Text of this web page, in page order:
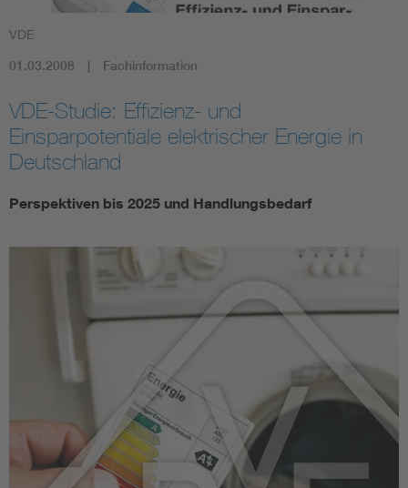
Energy efficiency
VDE
01.03.2008 Fachinformation
VDE-Studie: Effizienz- und
Einsparpotentiale elektrischer Energie in
Deutschland
Perspektiven bis 2025 und Handlungsbedarf